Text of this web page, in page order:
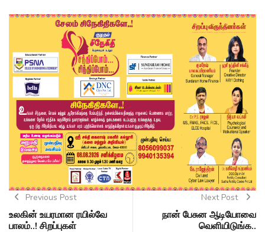
Previous Post
உலகின் உயரமான ரயில்வே
பாலம்..! சிறப்புகள்
Next Post
நான் பேசுன ஆடியோவை
வெளியிடுங்க..